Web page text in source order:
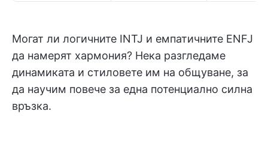
Могат ли логичните INTJ и емпатичните ENFJ
да намерят хармония? Нека разгледаме
динамиката и стиловете им на общуване, за
да научим повече за една потенциално силна
връзка.